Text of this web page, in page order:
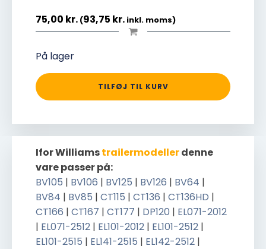
75,00 kr. (93,75 kr. inkl. moms)
På lager
TILFØJ TIL KURV
Ifor Williamstrailermodellerdenne
vare passer på:
BV105 | BV106 | BV125 | BV126 | BV64 |
BV84 | BV85 | CT115 | CT136 | CT136HD |
CT166 | CT167 | CT177 | DP120 | EL071-2012
| EL071-2512 | EL101-2012 | EL101-2512 |
EL101-2515 | EL141-2515 | EL142-2512 |